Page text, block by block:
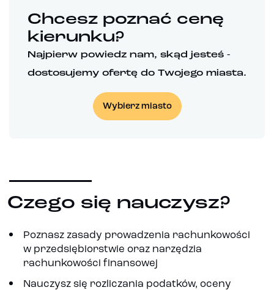
Chcesz poznać cenę
kierunku?
Najpierw powiedz nam, skąd jesteś -
dostosujemy ofertę do Twojego miasta.
Wybierz miasto
Czego się nauczysz?
Poznasz zasady prowadzenia rachunkowości
w przedsiębiorstwie oraz narzędzia
rachunkowości finansowej
Nauczysz się rozliczania podatków, oceny